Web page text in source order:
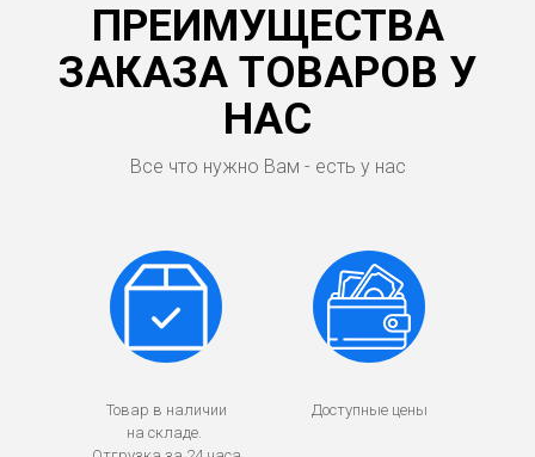
ПРЕИМУЩЕСТВА
ЗАКАЗА ТОВАРОВ У
НАС
Все что нужно Вам - есть у нас
Товар в наличии
на складе.
Доступные цены